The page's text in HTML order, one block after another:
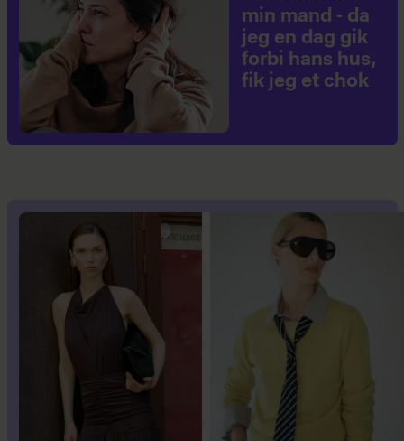
min mand - da
jeg en dag gik
forbi hans hus,
fik jeg et chok